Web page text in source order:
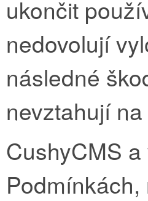
ukončit
nedovolují
následné
nevztahují na
CushyCMS